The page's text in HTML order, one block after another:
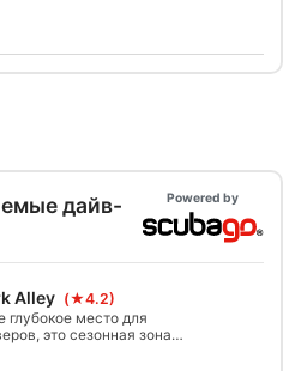
дайв-
Powered by
Alley (★4.2)
глубокое место для
это сезонная зона